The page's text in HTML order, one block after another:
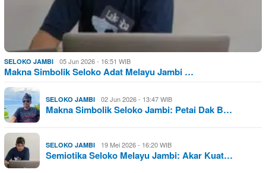
SELOKO JAMBI 05 Jun 2026 - 16:51 WIB
Makna Simbolik Seloko Adat Melayu Jambi …
SELOKO JAMBI 02 Jun 2026 - 13:47 WIB
Makna Simbolik Seloko Jambi: Petai Dak B…
SELOKO JAMBI 19 Mei 2026 - 16:20 WIB
Semiotika Seloko Melayu Jambi: Akar Kuat…